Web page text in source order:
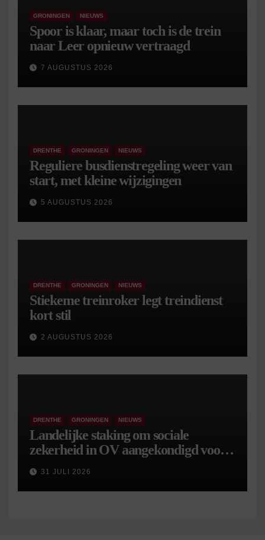
GRONINGEN NIEUWS
Spoor is klaar, maar toch is de trein
naar Leer opnieuw vertraagd
7 AUGUSTUS 2026
DRENTHE GRONINGEN NIEUWS
Reguliere busdienstregeling weer van
start, met kleine wijzigingen
5 AUGUSTUS 2026
DRENTHE GRONINGEN NIEUWS
Stiekeme treinroker legt treindienst
kort stil
2 AUGUSTUS 2026
DRENTHE GRONINGEN NIEUWS
Landelijke staking om sociale
zekerheid in OV aangekondigd voor 9
september
31 JULI 2026